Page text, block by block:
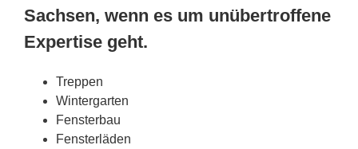
Sachsen, wenn es um unübertroffene
Expertise geht.
Treppen
Wintergarten
Fensterbau
Fensterläden